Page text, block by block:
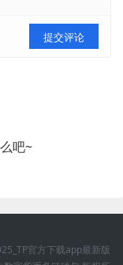
提交评论
吧~
官方下载app最新版